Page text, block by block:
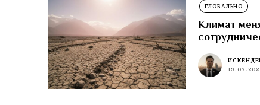
ГЛОБАЛЬНО
Климат